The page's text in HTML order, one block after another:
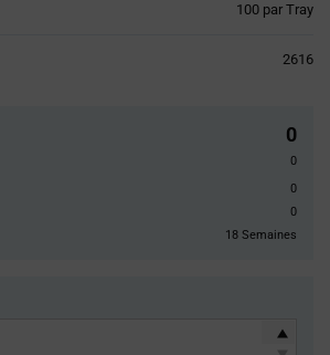
100 par Tray
2616
0
0
0
0
18 Semaines